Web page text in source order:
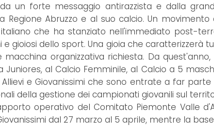
un forte messaggio antirazzista e dalla
Abruzzo e al suo calcio. Un
che ha stanziato nell'immediato post-
gioiosi dello sport. Una gioia che caratterizzerà
organizzativa richiesta. Da
al Calcio Femminile, al Calcio a 5
e Giovanissimi che sono entrate a far
della gestione dei campionati giovanili sul
operativo del Comitato Piemonte Valle
dal 27 marzo al 5 aprile, mentre la